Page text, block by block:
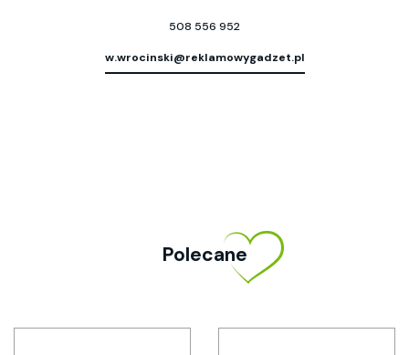
508 556 952
w.wrocinski@reklamowygadzet.pl
Polecane